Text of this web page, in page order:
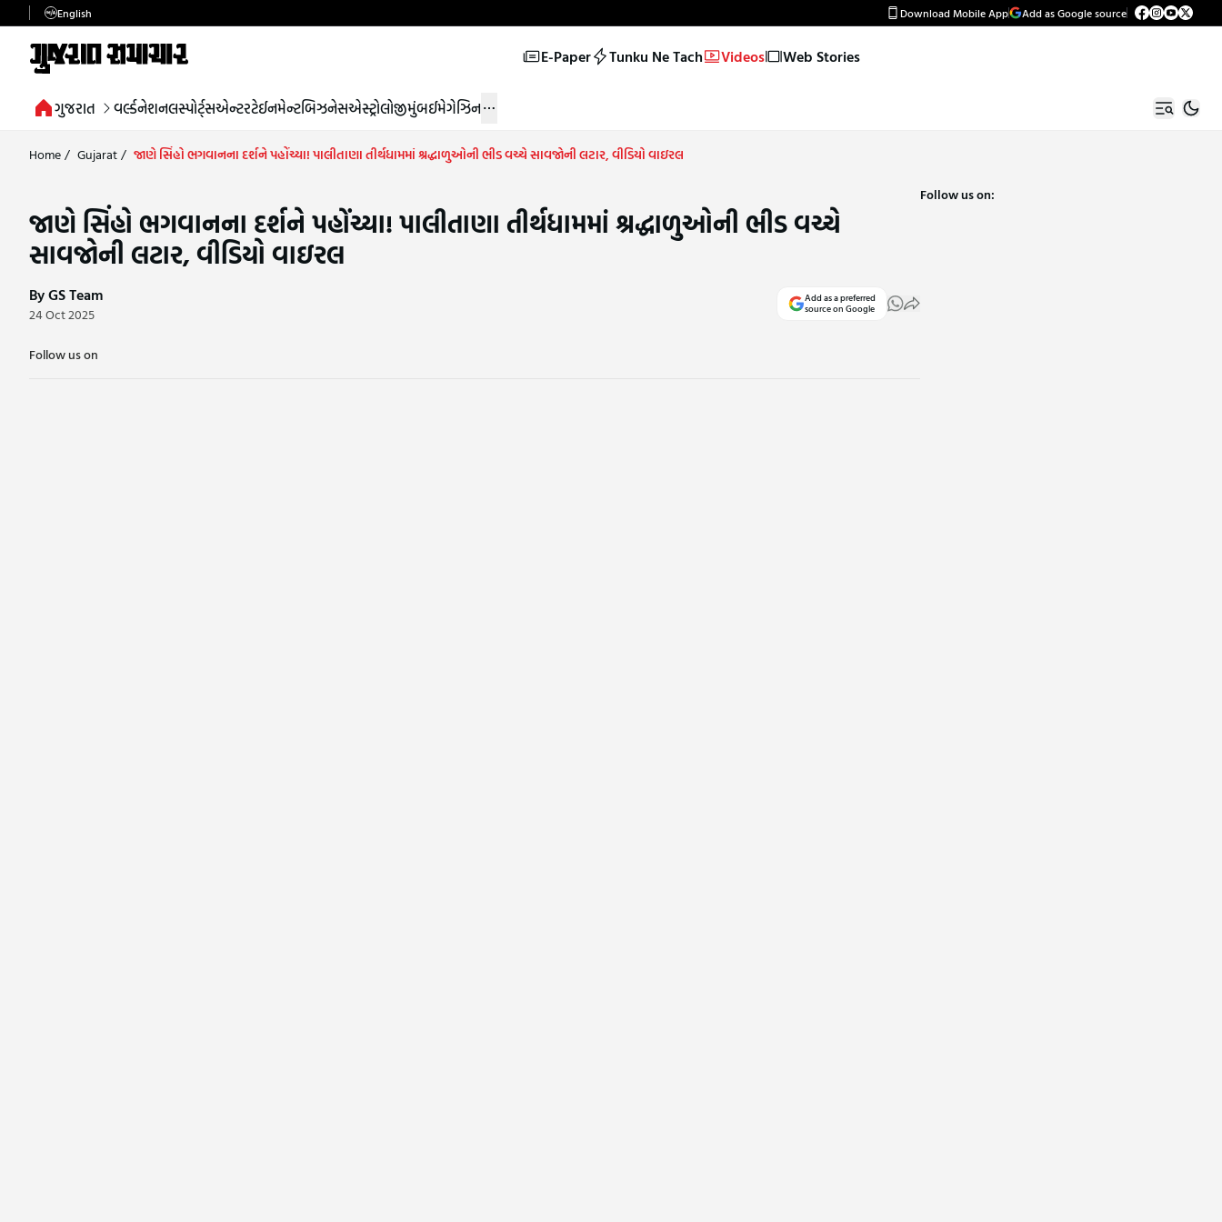
English Download Mobile App Add as Google source
E-Paper Tunku Ne Tach Videos Web Stories
ગુજરાત વર્લ્ડનેશનલસ્પોર્ટ્સએન્ટરટેઈનમેન્ટબિઝનેસએસ્ટ્રોલોજીમુંબઈમેગેઝિન
Home/ Gujarat/ જાણે સિંહો ભગવાનના દર્શને પહોંચ્યા! પાલીતાણા તીર્થધામમાં શ્રદ્ધાળુઓની ભીડ વચ્ચે સાવજોની લટાર, વીડિયો વાઇરલ
જાણે સિંહો ભગવાનના દર્શને પહોંચ્યા! પાલીતાણા તીર્થધામમાં શ્રદ્ધાળુઓની ભીડ વચ્ચે
સાવજોની લટાર, વીડિયો વાઇરલ
By GS Team
24 Oct 2025
Add as a preferred
source on Google
Follow us on
Follow us on: